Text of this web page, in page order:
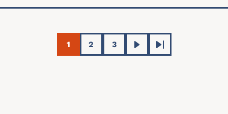
Page courante
1 Page
2 Page
3 Page suivante
Dernière page